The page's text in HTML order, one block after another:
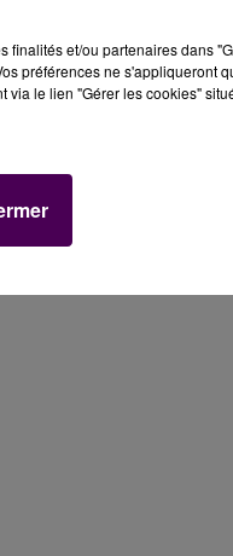
"Jean-
exilés outre-
lien avec le
finalités et/ou partenaires dans
préférences ne s'appliqueront
via le lien "Gérer les cookies"